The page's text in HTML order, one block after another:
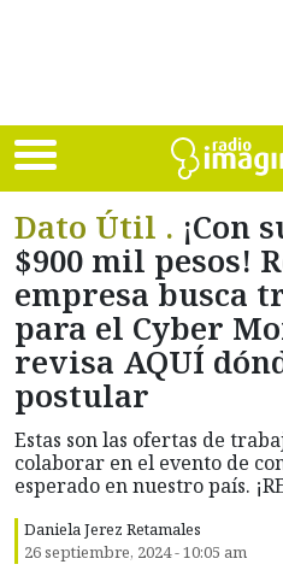
Dato Útil . ¡Con
$900 mil pesos!
empresa busca
para el Cyber
revisa AQUÍ
postular
Estas son las ofertas de
colaborar en el evento de
esperado en nuestro país.
Daniela Jerez Retamales
26 septiembre, 2024 - 10:05 am